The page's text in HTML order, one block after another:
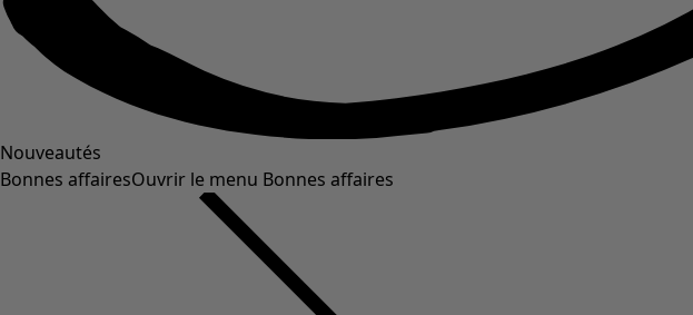
Nouveautés
Bonnes affairesOuvrir le menu Bonnes affaires